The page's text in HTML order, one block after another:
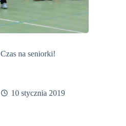
Czas na seniorki!
10 stycznia 2019